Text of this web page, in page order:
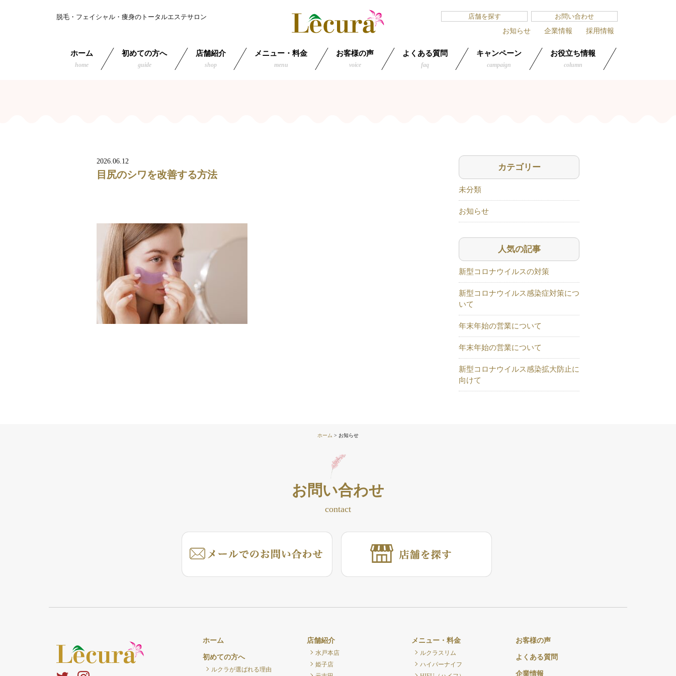
脱毛・フェイシャル・痩身のトータルエステサロン 店舗を探す
お問い合わせ
採用情報
企業情報
お知らせ
ホーム
home
初めての方へ
guide
店舗紹介
shop
メニュー・料金
menu
お客様の声
voice
よくある質問
faq
キャンペーン
campaign
お役立ち情報
column
2026.06.12
目尻のシワを改善する方法
カテゴリー
未分類
お知らせ
人気の記事
新型コロナウイルスの対策
新型コロナウイルス感染症対策につ
いて
年末年始の営業について
年末年始の営業について
新型コロナウイルス感染拡大防止に
向けて
ホーム > お知らせ
お問い合わせ
contact
ホーム
初めての方へ
ルクラが選ばれる理由
店舗紹介
水戸本店
姫子店
メニュー・料金
ルクラスリム
ハイパーナイフ
お客様の声
よくある質問
企業情報